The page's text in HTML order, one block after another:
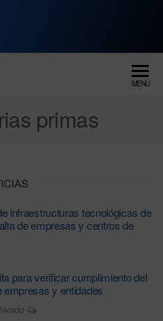
HUB
MENÚ
primas
infraestructuras tecnológicas de
de empresas y centros de
para verificar cumplimiento del
empresas y entidades